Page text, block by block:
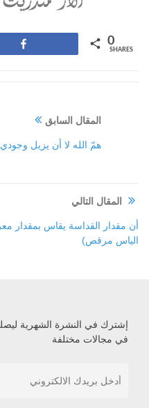
0
SHARES
المقال السابق
همّ الله لا أن يزيل
المقال التالي
أن مقدار القداسة يقاس بمقدار
الياس مرقص)
إشترك في النشرة الشهرية
في مجالات مختلفة